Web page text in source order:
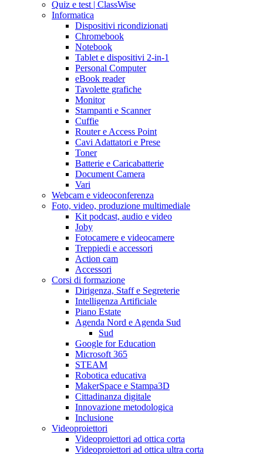
Quiz e test | ClassWise
Informatica
Dispositivi ricondizionati
Chromebook
Notebook
Tablet e dispositivi 2-in-1
Personal Computer
eBook reader
Tavolette grafiche
Monitor
Stampanti e Scanner
Cuffie
Router e Access Point
Cavi Adattatori e Prese
Toner
Batterie e Caricabatterie
Document Camera
Vari
Webcam e videoconferenza
Foto, video, produzione multimediale
Kit podcast, audio e video
Joby
Fotocamere e videocamere
Treppiedi e accessori
Action cam
Accessori
Corsi di formazione
Dirigenza, Staff e Segreterie
Intelligenza Artificiale
Piano Estate
Agenda Nord e Agenda Sud
Sud
Google for Education
Microsoft 365
STEAM
Robotica educativa
MakerSpace e Stampa3D
Cittadinanza digitale
Innovazione metodologica
Inclusione
Videoproiettori
Videoproiettori ad ottica corta
Videoproiettori ad ottica ultra corta